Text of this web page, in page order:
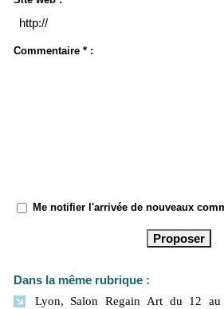
Commentaire * :
Me notifier l'arrivée de nouveaux
Dans la même rubrique :
Lyon, Salon Regain Art du 12 au